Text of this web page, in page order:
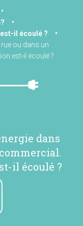
il écoulé ?
ou dans un
est-il écoulé ?
dans
il écoulé ?